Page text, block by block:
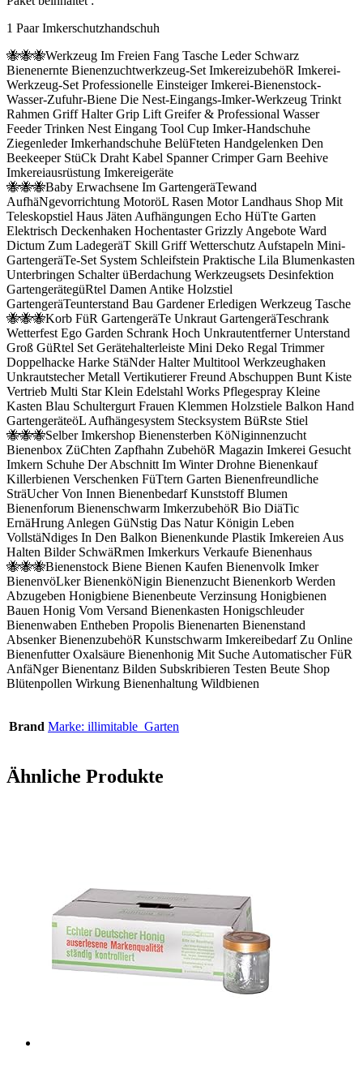
1 Paar Imkerschutzhandschuh
🐝🐝🐝Werkzeug Im Freien Fang Tasche Leder Schwarz
Bienenernte Bienenzuchtwerkzeug-Set ImkereizubehöR Imkerei-
Werkzeug-Set Professionelle Einsteiger Imkerei-Bienenstock-
Wasser-Zufuhr-Biene Die Nest-Eingangs-Imker-Werkzeug Trinkt
Rahmen Griff Halter Grip Lift Greifer & Professional Wasser
Feeder Trinken Nest Eingang Tool Cup Imker-Handschuhe
Ziegenleder Imkerhandschuhe BelüFteten Handgelenken Den
Beekeeper StüCk Draht Kabel Spanner Crimper Garn Beehive
Imkereiausrüstung Imkereigeräte
🐝🐝🐝Baby Erwachsene Im GartengeräTewand
AufhäNgevorrichtung MotoröL Rasen Motor Landhaus Shop Mit
Teleskopstiel Haus Jäten Aufhängungen Echo HüTte Garten
Elektrisch Deckenhaken Hochentaster Grizzly Angebote Ward
Dictum Zum LadegeräT Skill Griff Wetterschutz Aufstapeln Mini-
GartengeräTe-Set System Schleifstein Praktische Lila Blumenkasten
Unterbringen Schalter üBerdachung Werkzeugsets Desinfektion
GartengerätegüRtel Damen Antike Holzstiel
GartengeräTeunterstand Bau Gardener Erledigen Werkzeug Tasche
🐝🐝🐝Korb FüR GartengeräTe Unkraut GartengeräTeschrank
Wetterfest Ego Garden Schrank Hoch Unkrautentferner Unterstand
Groß GüRtel Set Gerätehalterleiste Mini Deko Regal Trimmer
Doppelhacke Harke StäNder Halter Multitool Werkzeughaken
Unkrautstecher Metall Vertikutierer Freund Abschuppen Bunt Kiste
Vertrieb Multi Star Klein Edelstahl Works Pflegespray Kleine
Kasten Blau Schultergurt Frauen Klemmen Holzstiele Balkon Hand
GartengeräteöL Aufhängesystem Stecksystem BüRste Stiel
🐝🐝🐝Selber Imkershop Bienensterben KöNiginnenzucht
Bienenbox ZüChten Zapfhahn ZubehöR Magazin Imkerei Gesucht
Imkern Schuhe Der Abschnitt Im Winter Drohne Bienenkauf
Killerbienen Verschenken FüTtern Garten Bienenfreundliche
SträUcher Von Innen Bienenbedarf Kunststoff Blumen
Bienenforum Bienenschwarm ImkerzubehöR Bio DiäTic
ErnäHrung Anlegen GüNstig Das Natur Königin Leben
VollstäNdiges In Den Balkon Bienenkunde Plastik Imkereien Aus
Halten Bilder SchwäRmen Imkerkurs Verkaufe Bienenhaus
🐝🐝🐝Bienenstock Biene Bienen Kaufen Bienenvolk Imker
BienenvöLker BienenköNigin Bienenzucht Bienenkorb Werden
Abzugeben Honigbiene Bienenbeute Verzinsung Honigbienen
Bauen Honig Vom Versand Bienenkasten Honigschleuder
Bienenwaben Entheben Propolis Bienenarten Bienenstand
Absenker BienenzubehöR Kunstschwarm Imkereibedarf Zu Online
Bienenfutter Oxalsäure Bienenhonig Mit Suche Automatischer FüR
AnfäNger Bienentanz Bilden Subskribieren Testen Beute Shop
Blütenpollen Wirkung Bienenhaltung Wildbienen
Brand Marke: illimitable_Garten
Ähnliche Produkte